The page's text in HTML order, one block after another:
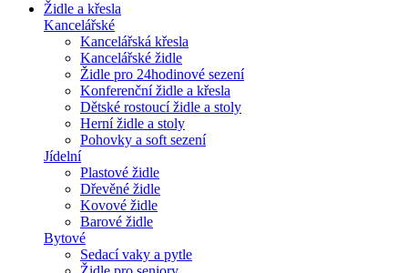
Židle a křesla
Kancelářské
Kancelářská křesla
Kancelářské židle
Židle pro 24hodinové sezení
Konferenční židle a křesla
Dětské rostoucí židle a stoly
Herní židle a stoly
Pohovky a soft sezení
Jídelní
Plastové židle
Dřevěné židle
Kovové židle
Barové židle
Bytové
Sedací vaky a pytle